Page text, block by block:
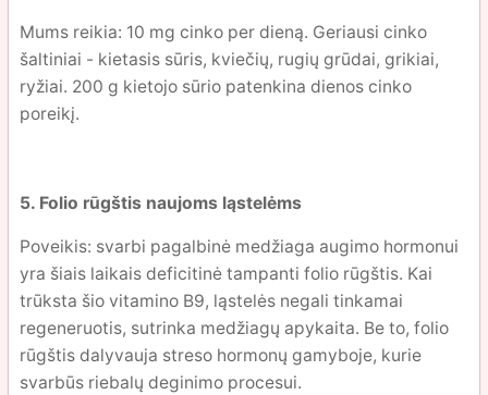
Mums reikia: 10 mg cinko per dieną. Geriausi cinko
šaltiniai - kietasis sūris, kviečių, rugių grūdai, grikiai,
ryžiai. 200 g kietojo sūrio patenkina dienos cinko
poreikį.
5. Folio rūgštis naujoms ląstelėms
Poveikis: svarbi pagalbinė medžiaga augimo hormonui
yra šiais laikais deficitinė tampanti folio rūgštis. Kai
trūksta šio vitamino B9, ląstelės negali tinkamai
regeneruotis, sutrinka medžiagų apykaita. Be to, folio
rūgštis dalyvauja streso hormonų gamyboje, kurie
svarbūs riebalų deginimo procesui.